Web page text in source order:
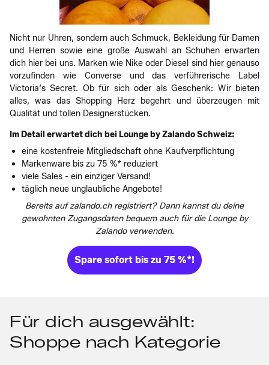
Nicht nur Uhren, sondern auch Schmuck, Bekleidung für Damen
und Herren sowie eine große Auswahl an Schuhen erwarten
dich hier bei uns. Marken wie Nike oder Diesel sind hier genauso
vorzufinden wie Converse und das verführerische Label
Victoria‘s Secret. Ob für sich oder als Geschenk: Wir bieten
alles, was das Shopping Herz begehrt und überzeugen mit
Qualität und tollen Designerstücken.
Im Detail erwartet dich bei Lounge by Zalando Schweiz:
eine kostenfreie Mitgliedschaft ohne Kaufverpflichtung
Markenware bis zu 75 %* reduziert
viele Sales - ein einziger Versand!
täglich neue unglaubliche Angebote!
Bereits auf zalando.ch registriert? Dann kannst du deine
gewohnten Zugangsdaten bequem auch für die Lounge by
Zalando verwenden.
Spare sofort bis zu 75 %*!
Für dich ausgewählt:
Shoppe nach Kategorie